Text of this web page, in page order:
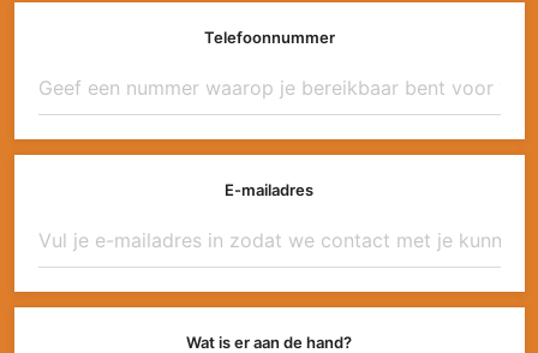
Telefoonnummer
E-mailadres
Wat is er aan de hand?